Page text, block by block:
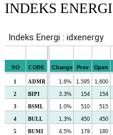
INDEKS ENERGI